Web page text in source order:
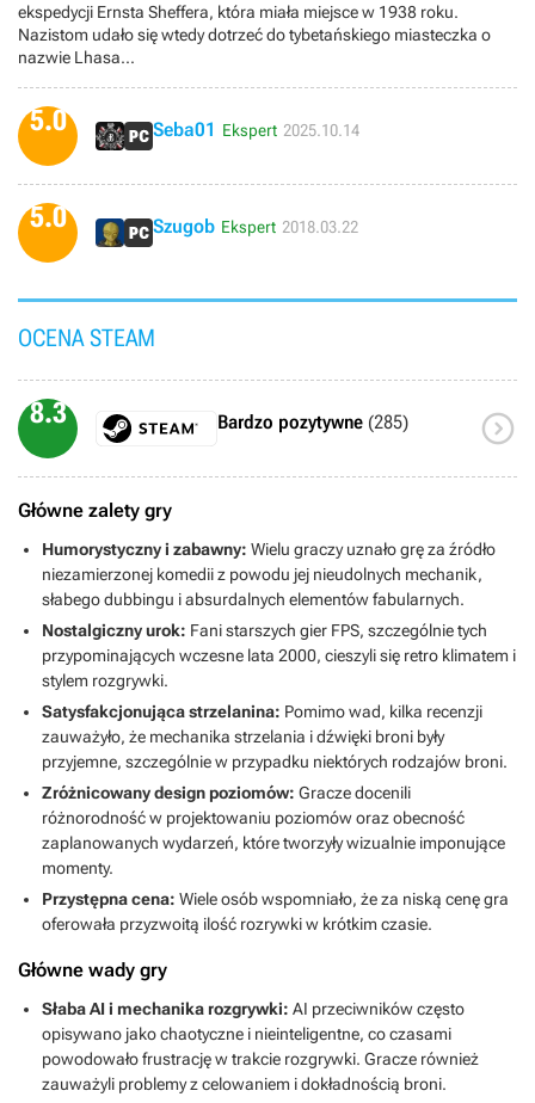
ekspedycji Ernsta Sheffera, która miała miejsce w 1938 roku.
Nazistom udało się wtedy dotrzeć do tybetańskiego miasteczka o
nazwie Lhasa...
5.0 Seba01 Ekspert 2025.10.14
5.0 Szugob Ekspert 2018.03.22
OCENA STEAM
8.3 Bardzo pozytywne (285) 
Główne zalety gry
Humorystyczny i zabawny: Wielu graczy uznało grę za źródło
niezamierzonej komedii z powodu jej nieudolnych mechanik,
słabego dubbingu i absurdalnych elementów fabularnych.
Nostalgiczny urok: Fani starszych gier FPS, szczególnie tych
przypominających wczesne lata 2000, cieszyli się retro klimatem i
stylem rozgrywki.
Satysfakcjonująca strzelanina: Pomimo wad, kilka recenzji
zauważyło, że mechanika strzelania i dźwięki broni były
przyjemne, szczególnie w przypadku niektórych rodzajów broni.
Zróżnicowany design poziomów: Gracze docenili
różnorodność w projektowaniu poziomów oraz obecność
zaplanowanych wydarzeń, które tworzyły wizualnie imponujące
momenty.
Przystępna cena: Wiele osób wspomniało, że za niską cenę gra
oferowała przyzwoitą ilość rozrywki w krótkim czasie.
Główne wady gry
Słaba AI i mechanika rozgrywki: AI przeciwników często
opisywano jako chaotyczne i nieinteligentne, co czasami
powodowało frustrację w trakcie rozgrywki. Gracze również
zauważyli problemy z celowaniem i dokładnością broni.